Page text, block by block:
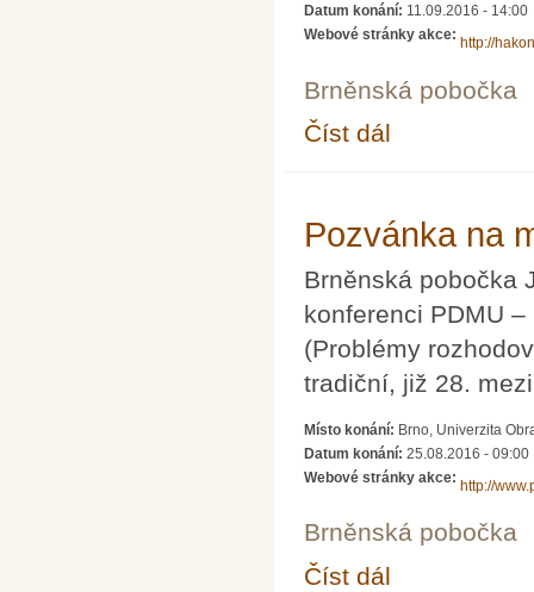
Datum konání: 11.09.2016 - 14:00
Webové stránky akce:
http://
Brněnská pobočka
Číst dál
Pozvánka na
Brněnská pobočka
konferenci PDMU
(Problémy
tradiční, již 28.
Místo konání: Brno, Univerzita
Datum konání: 25.08.2016 - 09:00
Webové stránky akce:
http://
Brněnská pobočka
Číst dál